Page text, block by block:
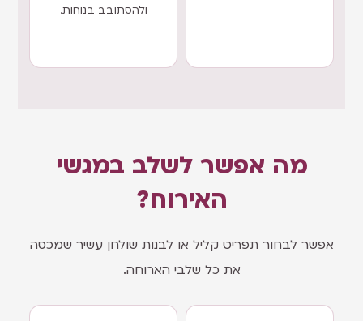
ולהסתובב בנוחות.
מה אפשר לשלב במגשי
האירוח?
אפשר לבחור תפריט קליל או לבנות שולחן עשיר שמכסה
את כל שלבי הארוחה.